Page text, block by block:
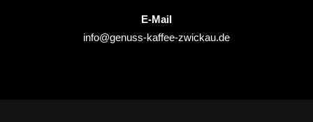
E-Mail
info@genuss-kaffee-zwickau.de